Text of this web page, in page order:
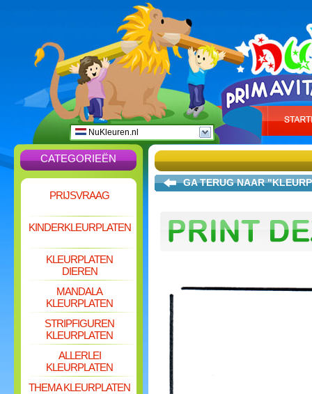
NuKleuren.nl
CATEGORIEËN
PRIJSVRAAG
KINDERKLEURPLATEN
KLEURPLATEN
DIEREN
MANDALA
KLEURPLATEN
STRIPFIGUREN
KLEURPLATEN
ALLERLEI
KLEURPLATEN
THEMA KLEURPLATEN
GA TERUG NAAR